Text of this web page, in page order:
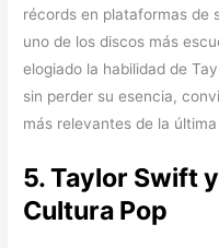
récords en plataformas de
uno de los discos más
elogiado la habilidad de
sin perder su esencia,
más relevantes de la
5. Taylor Swift
Cultura Pop